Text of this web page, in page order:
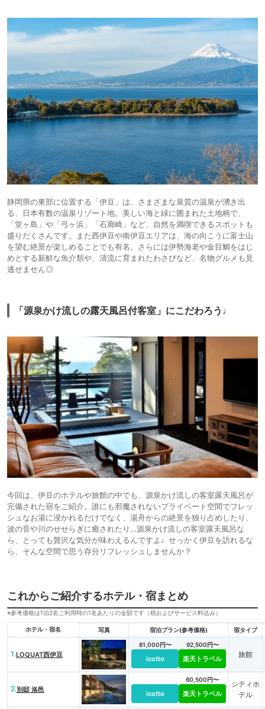
静岡県の東部に位置する「伊豆」は、さまざまな泉質の温泉が湧き出
る、日本有数の温泉リゾート地。美しい海と緑に囲まれた土地柄で、
「堂ヶ島」や「弓ヶ浜」「石廊崎」など、自然を満喫できるスポットも
盛りだくさんです。また西伊豆や南伊豆エリアは、海の向こうに富士山
を望む絶景が楽しめることでも有名。さらには伊勢海老や金目鯛をはじ
めとする新鮮な魚介類や、清流に育まれたわさびなど、名物グルメも見
逃せません◎
「源泉かけ流しの露天風呂付客室」にこだわろう♩
今回は、伊豆のホテルや旅館の中でも、源泉かけ流しの客室露天風呂が
完備された宿をご紹介。誰にも邪魔されないプライベート空間でフレッ
シュなお湯に浸かれるだけでなく、湯舟からの絶景を独り占めしたり、
波の音や川のせせらぎに癒されたり…源泉かけ流しの客室露天風呂な
ら、とっても贅沢な気分が味わえるんですよ♩せっかく伊豆を訪れるな
ら、そんな空間で思う存分リフレッシュしませんか？
これからご紹介するホテル・宿まとめ
※参考価格は1泊2名ご利用時の1名あたりの金額です（税およびサービス料込み）
ホテル・宿名 写真 宿泊プラン(参考価格) 宿タイプ
1.LOQUAT西伊豆
81,000円〜
icotto
92,500円〜
楽天トラベル 旅館
2.別邸 洛邑 icotto
60,500円〜
楽天トラベル
シティホ
テル